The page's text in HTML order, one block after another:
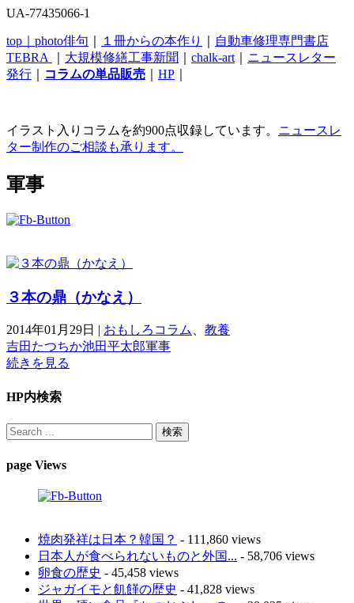
UA-77435066-1
top｜ photo俳句 １冊からの本作り
自動車修理専門書店
TEBRA
大規模修繕工事新聞 chalk-art
ニュースレター
発行
コラムの単品販売 HP
イラスト入りコラムを約900点収録しています。 ニュースレ
ター制作のご相談も承ります。
軍事
３本の鼎（かなえ）
2014年01月29日 | おもしろコラム
教養
吉田たつちか池田平太郎軍事
続きを見る
HP内検索
page Views
焼肉発祥は日本？韓国？ - 111,860 views
日本人が食べられないものと外国... - 58,706 views
卵食の歴史 - 45,458 views
ジャガイモと飢饉の歴史 - 41,828 views